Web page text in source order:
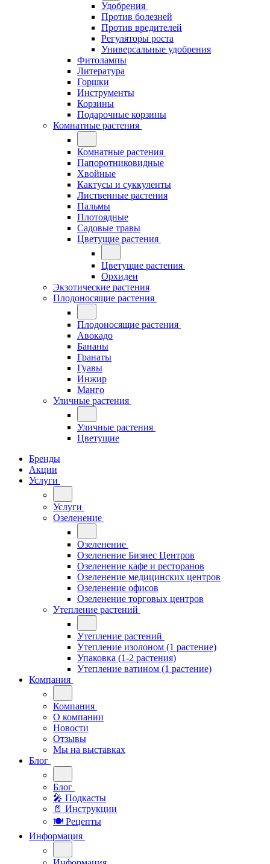
Удобрения
Против болезней
Против вредителей
Регуляторы роста
Универсальные удобрения
Фитолампы
Литература
Горшки
Инструменты
Корзины
Подарочные корзины
Комнатные растения
Комнатные растения
Папоротниковидные
Хвойные
Кактусы и суккуленты
Лиственные растения
Пальмы
Плотоядные
Садовые травы
Цветущие растения
Цветущие растения
Орхидеи
Экзотические растения
Плодоносящие растения
Плодоносящие растения
Авокадо
Бананы
Гранаты
Гуавы
Инжир
Манго
Уличные растения
Уличные растения
Цветущие
Бренды
Акции
Услуги
Услуги
Озеленение
Озеленение
Озеленение Бизнес Центров
Озеленение кафе и ресторанов
Озеленение медицинских центров
Озеленение офисов
Озеленение торговых центров
Утепление растений
Утепление растений
Утепление изолоном (1 растение)
Упаковка (1-2 растения)
Утепление ватином (1 растение)
Компания
Компания
О компании
Новости
Отзывы
Мы на выставках
Блог
Блог
🎤︎︎ Подкасты
📄 Инструкции
🍽 Рецепты
Информация